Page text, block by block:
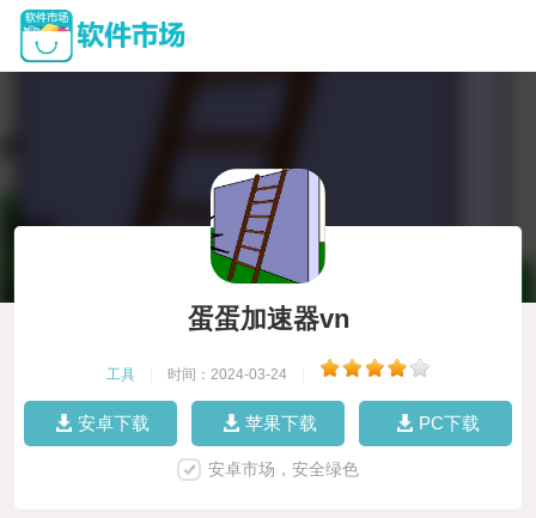
蛋蛋加速器vn
工具 时间：2024-03-24
安卓下载 苹果下载 PC下载
安卓市场，安全绿色